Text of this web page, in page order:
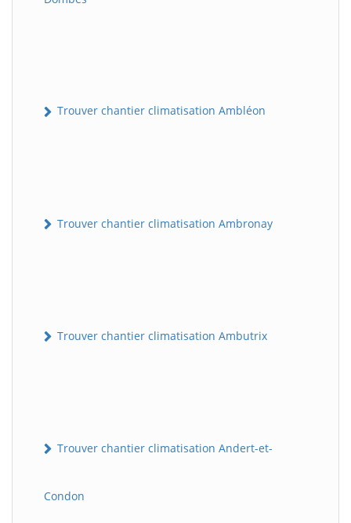
Trouver chantier climatisation Ambléon
Trouver chantier climatisation Ambronay
Trouver chantier climatisation Ambutrix
Trouver chantier climatisation Andert-et-
Condon